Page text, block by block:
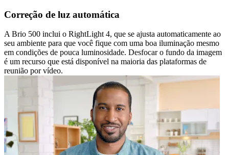
Correção de luz automática
A Brio 500 inclui o RightLight 4, que se ajusta automaticamente ao
seu ambiente para que você fique com uma boa iluminação mesmo
em condições de pouca luminosidade. Desfocar o fundo da imagem
é um recurso que está disponível na maioria das plataformas de
reunião por vídeo.